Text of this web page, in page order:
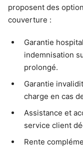
proposent des
couverture :
Garantie
indemnisation
prolongé.
Garantie
charge en cas
Assistance et
service client
Rente